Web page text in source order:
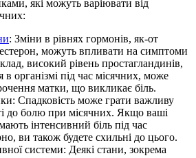
які можуть варіювати від
: Зміни в рівнях гормонів, як-от
можуть впливати на симптоми
високий рівень простагландинів,
організмі під час місячних, може
матки, що викликає біль.
Спадковість може грати важливу
до болю при місячних. Якщо ваші
інтенсивний біль під час
ви також будете схильні до цього.
системи: Деякі стани, зокрема